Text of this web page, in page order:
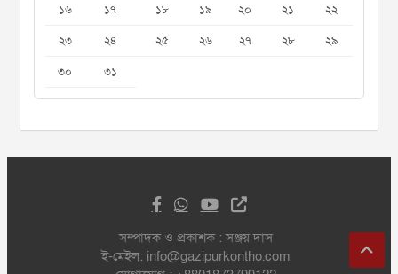
১৬
১৭ ১৮ ১৯ ২০ ২১
২২
২৩
২৪ ২৫ ২৬ ২৭ ২৮
২৯
৩০
৩১
সম্পাদক ও প্রকাশক : সঞ্জয় দাস
ই-মেইল: info@gazipurkontho.com